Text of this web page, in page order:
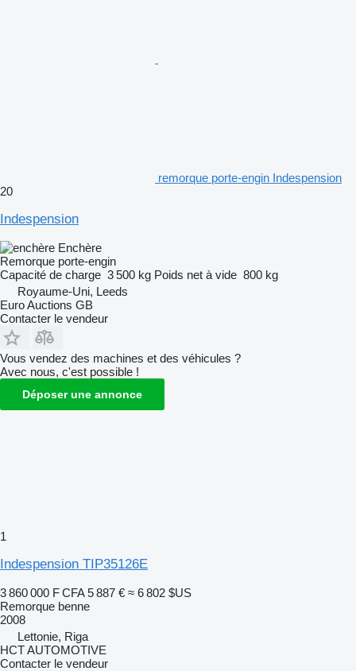
remorque porte-engin Indespension
20
Indespension
Enchère
Remorque porte-engin
Capacité de charge 3 500 kg Poids net à vide 800 kg
Royaume-Uni, Leeds
Euro Auctions GB
Contacter le vendeur
Vous vendez des machines et des véhicules ?
Avec nous, c'est possible !
Déposer une annonce
1
Indespension TIP35126E
3 860 000 F CFA 5 887 € ≈ 6 802 $US
Remorque benne
2008
Lettonie, Riga
HCT AUTOMOTIVE
Contacter le vendeur